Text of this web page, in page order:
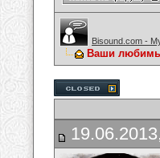
Bisound.com -
Ваши